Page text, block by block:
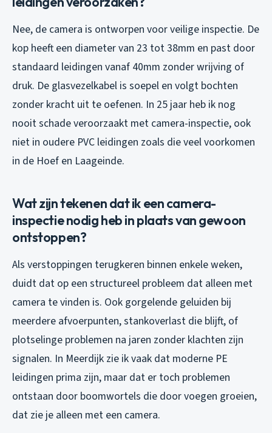
Nee, de camera is ontworpen voor veilige inspectie. De
kop heeft een diameter van 23 tot 38mm en past door
standaard leidingen vanaf 40mm zonder wrijving of
druk. De glasvezelkabel is soepel en volgt bochten
zonder kracht uit te oefenen. In 25 jaar heb ik nog
nooit schade veroorzaakt met camera-inspectie, ook
niet in oudere PVC leidingen zoals die veel voorkomen
in de Hoef en Laageinde.
Wat zijn tekenen dat ik een camera-
inspectie nodig heb in plaats van gewoon
ontstoppen?
Als verstoppingen terugkeren binnen enkele weken,
duidt dat op een structureel probleem dat alleen met
camera te vinden is. Ook gorgelende geluiden bij
meerdere afvoerpunten, stankoverlast die blijft, of
plotselinge problemen na jaren zonder klachten zijn
signalen. In Meerdijk zie ik vaak dat moderne PE
leidingen prima zijn, maar dat er toch problemen
ontstaan door boomwortels die door voegen groeien,
dat zie je alleen met een camera.